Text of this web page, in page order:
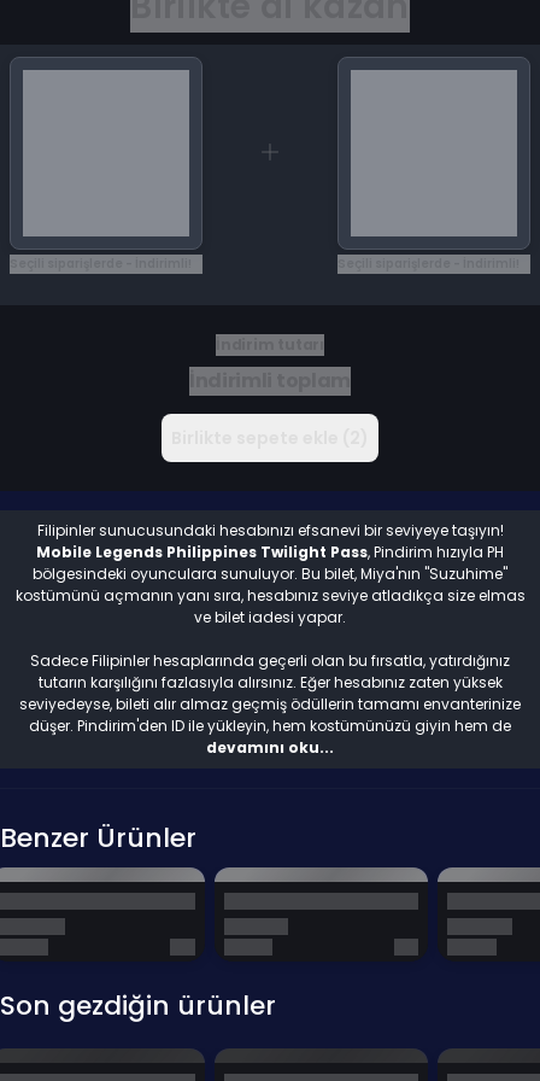
Filipinler sunucusundaki hesabınızı efsanevi bir seviyeye taşıyın!
Mobile Legends Philippines Twilight Pass, Pindirim hızıyla PH
bölgesindeki oyunculara sunuluyor. Bu bilet, Miya'nın "Suzuhime"
kostümünü açmanın yanı sıra, hesabınız seviye atladıkça size elmas
ve bilet iadesi yapar.
Sadece Filipinler hesaplarında geçerli olan bu fırsatla, yatırdığınız
tutarın karşılığını fazlasıyla alırsınız. Eğer hesabınız zaten yüksek
seviyedeyse, bileti alır almaz geçmiş ödüllerin tamamı envanterinize
düşer. Pindirim'den ID ile yükleyin, hem kostümünüzü giyin hem de
elmaslarınızı harcayın.
Geri Ödeme:Seviye ödülleriyle maliyetini elmas olarak geri verir.
PH Özel:Filipinler sunucusu fiyat avantajıyla sunulur.
Sıkça Sorulan Sorular (S.S.S)
Soru 1: Bu biletin süresi var mı?
Cevap: Hayır, Twilight Pass kalıcıdır ve tek seferlik alınır.
devamını oku...
Benzer Ürünler
Son gezdiğin ürünler